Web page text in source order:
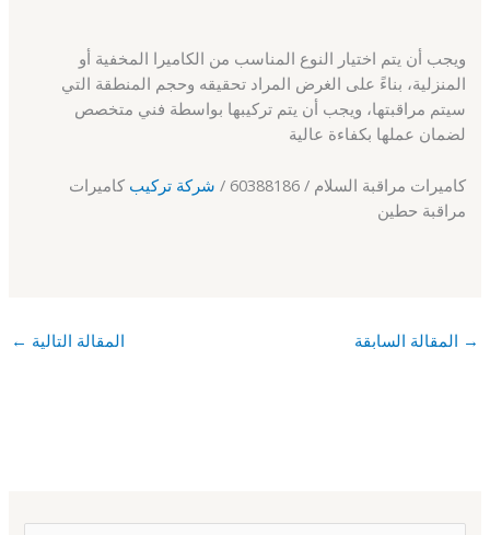
ويجب أن يتم اختيار النوع المناسب من الكاميرا المخفية أو
المنزلية، بناءً على الغرض المراد تحقيقه وحجم المنطقة التي
سيتم مراقبتها، ويجب أن يتم تركيبها بواسطة فني متخصص
لضمان عملها بكفاءة عالية
كاميرات مراقبة السلام / 60388186 / شركة تركيب كاميرات
مراقبة حطين
→ المقالة السابقة المقالة التالية ←